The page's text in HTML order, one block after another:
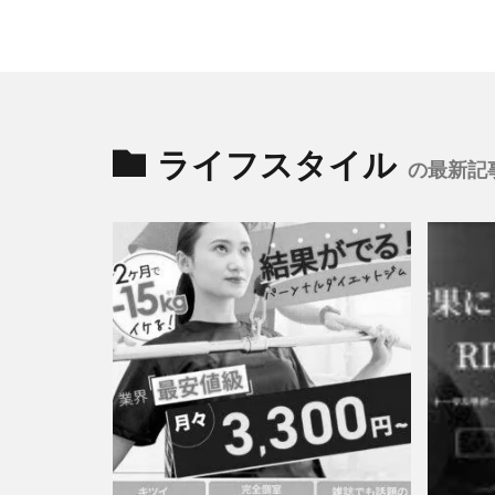
ライフスタイル の最新記